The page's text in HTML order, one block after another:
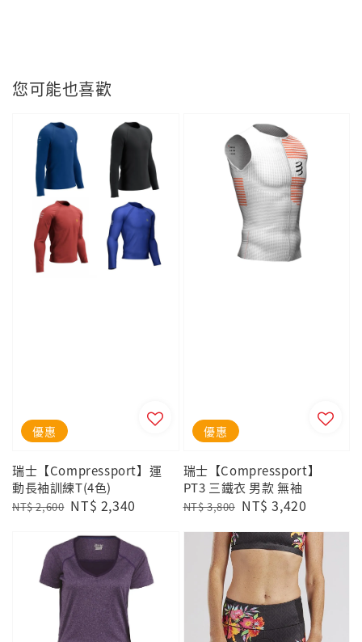
您可能也喜歡
優惠
瑞士【Compressport】運
動長袖訓練T(4色)
Regular
NT$ 2,600 Sale
NT$ 2,340
優惠
瑞士【Compressport】
PT3 三鐵衣 男款 無袖
Regular
NT$ 3,800 Sale
NT$ 3,420